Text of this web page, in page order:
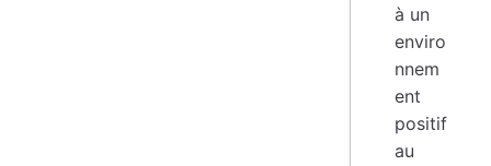
à un
enviro
nnem
ent
positif
au